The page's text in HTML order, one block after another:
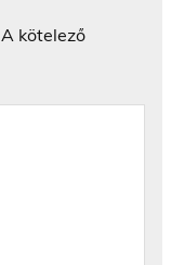
A kötelező